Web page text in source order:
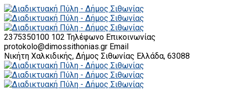
2375350100 102 Τηλέφωνο Επικοινωνίας
protokolo@dimossithonias.gr Email
Νικήτη Χαλκιδικής, Δήμος Σιθωνίας Ελλάδα, 63088